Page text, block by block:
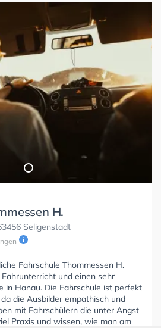
H.
Seligenstadt
Fahrschule Thommessen H.
und einen sehr
in Hanau. Die Fahrschule ist perfekt
die Ausbilder empathisch und
mit Fahrschülern die unter Angst
Praxis und wissen, wie man am